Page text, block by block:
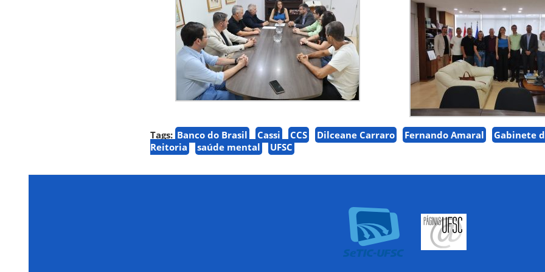
Tags: Banco do Brasil Cassi CCS Dilceane Carraro Fernando Amaral
Gabinete
Reitoria
saúde mental UFSC